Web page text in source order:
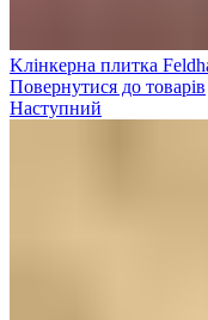
Kлінкерна плитка
Повернутися до товарів
Наступний